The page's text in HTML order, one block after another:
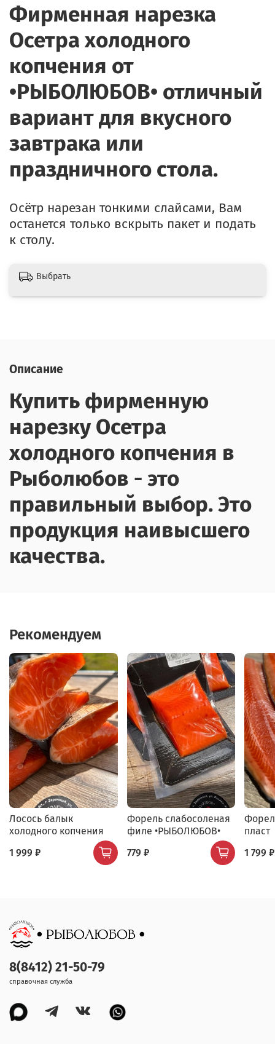
Фирменная нарезка
Осетра холодного
копчения от
•РЫБОЛЮБОВ• отличный
вариант для вкусного
завтрака или
праздничного стола.
Осётр нарезан тонкими слайсами, Вам
останется только вскрыть пакет и подать
к столу.
Выбрать
Описание
Купить фирменную
нарезку Осетра
холодного копчения в
Рыболюбов - это
правильный выбор. Это
продукция наивысшего
качества.
Рекомендуем
Лосось балык
холодного копчения
1 999 ₽
Форель слабосоленая
филе •РЫБОЛЮБОВ•
779 ₽
пласт
1 799 ₽
8(8412) 21-50-79
справочная служба